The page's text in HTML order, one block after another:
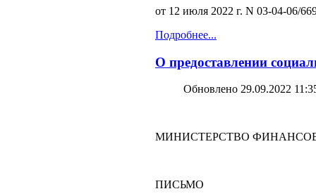
от 12 июля 2022 г. N 03-04-06/
Подробнее...
О предоставлении
Обновлено 29.09.2022
МИНИСТЕРСТВО
ПИСЬМО